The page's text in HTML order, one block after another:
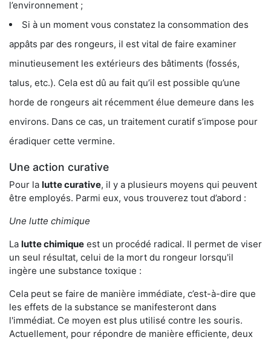
l’environnement ;
Si à un moment vous constatez la consommation des
appâts par des rongeurs, il est vital de faire examiner
minutieusement les extérieurs des bâtiments (fossés,
talus, etc.). Cela est dû au fait qu’il est possible qu’une
horde de rongeurs ait récemment élue demeure dans les
environs. Dans ce cas, un traitement curatif s’impose pour
éradiquer cette vermine.
Une action curative
Pour la lutte curative, il y a plusieurs moyens qui peuvent
être employés. Parmi eux, vous trouverez tout d’abord :
Une lutte chimique
La lutte chimique est un procédé radical. Il permet de viser
un seul résultat, celui de la mort du rongeur lorsqu'il
ingère une substance toxique :
Cela peut se faire de manière immédiate, c’est-à-dire que
les effets de la substance se manifesteront dans
l'immédiat. Ce moyen est plus utilisé contre les souris.
Actuellement, pour répondre de manière efficiente, deux